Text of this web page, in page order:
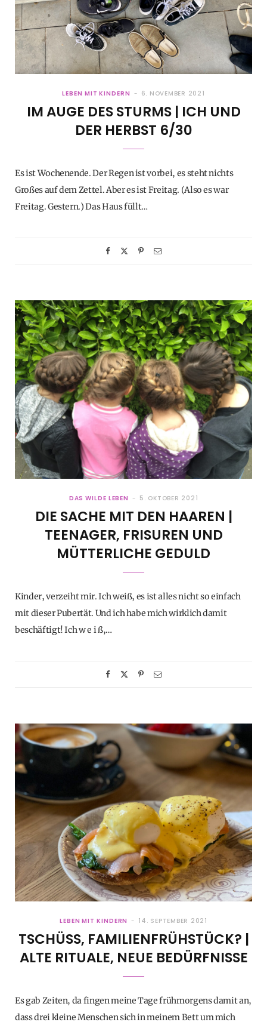
LEBEN MIT KINDERN 6. NOVEMBER 2021
IM AUGE DES STURMS | ICH UND
DER HERBST 6/30
Es ist Wochenende. Der Regen ist vorbei, es steht nichts
Großes auf dem Zettel. Aber es ist Freitag. (Also es war
Freitag. Gestern.) Das Haus füllt…
DAS WILDE LEBEN 5. OKTOBER 2021
DIE SACHE MIT DEN HAAREN |
TEENAGER, FRISUREN UND
MÜTTERLICHE GEDULD
Kinder, verzeiht mir. Ich weiß, es ist alles nicht so einfach
mit dieser Pubertät. Und ich habe mich wirklich damit
beschäftigt! Ich w e i ß,…
LEBEN MIT KINDERN 14. SEPTEMBER 2021
TSCHÜSS, FAMILIENFRÜHSTÜCK? |
ALTE RITUALE, NEUE BEDÜRFNISSE
Es gab Zeiten, da fingen meine Tage frühmorgens damit an,
dass drei kleine Menschen sich in meinem Bett um mich